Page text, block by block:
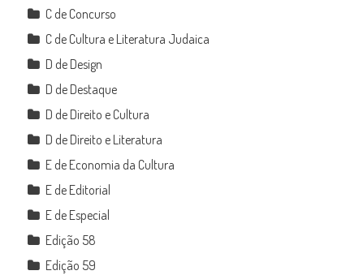
C de Concurso
C de Cultura e Literatura Judaica
D de Design
D de Destaque
D de Direito e Cultura
D de Direito e Literatura
E de Economia da Cultura
E de Editorial
E de Especial
Edição 58
Edição 59